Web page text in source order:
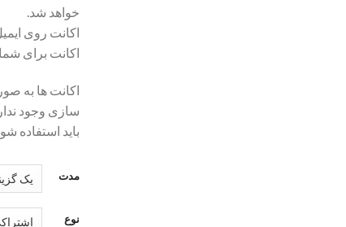
خواهد شد.
اکانت روی
اکانت برای
اکانت ها به
سازی وجود
باید استفاده
مدت
نوع